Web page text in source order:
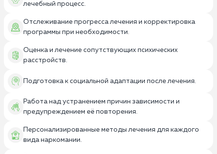
лечебный процесс.
Отслеживание прогресса лечения и корректировка
программы при необходимости.
Оценка и лечение сопутствующих психических
расстройств.
Подготовка к социальной адаптации после лечения.
Работа над устранением причин зависимости и
предупреждением её повторения.
Персонализированные методы лечения для каждого
вида наркомании.